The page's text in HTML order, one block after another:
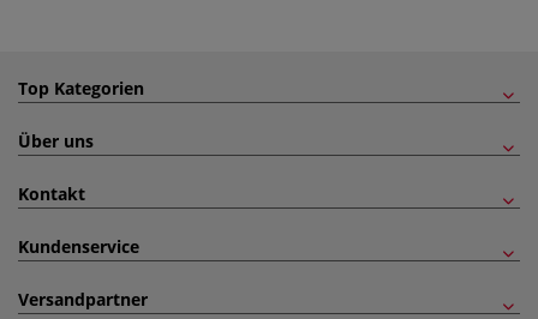
Top Kategorien
Über uns
Kontakt
Kundenservice
Versandpartner